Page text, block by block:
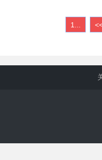
1...